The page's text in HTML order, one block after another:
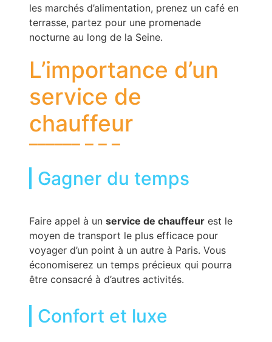
les marchés d’alimentation, prenez un café en
terrasse, partez pour une promenade
nocturne au long de la Seine.
L’importance d’un
service de
chauffeur
Gagner du temps
Faire appel à un service de chauffeur est le
moyen de transport le plus efficace pour
voyager d’un point à un autre à Paris. Vous
économiserez un temps précieux qui pourra
être consacré à d’autres activités.
Confort et luxe